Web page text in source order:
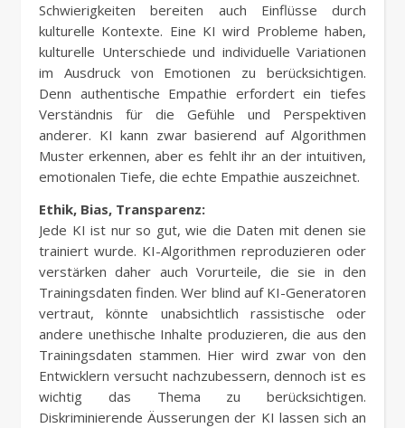
Schwierigkeiten bereiten auch Einflüsse durch
kulturelle Kontexte. Eine KI wird Probleme haben,
kulturelle Unterschiede und individuelle Variationen
im Ausdruck von Emotionen zu berücksichtigen.
Denn authentische Empathie erfordert ein tiefes
Verständnis für die Gefühle und Perspektiven
anderer. KI kann zwar basierend auf Algorithmen
Muster erkennen, aber es fehlt ihr an der intuitiven,
emotionalen Tiefe, die echte Empathie auszeichnet.
Ethik, Bias, Transparenz:
Jede KI ist nur so gut, wie die Daten mit denen sie
trainiert wurde. KI-Algorithmen reproduzieren oder
verstärken daher auch Vorurteile, die sie in den
Trainingsdaten finden. Wer blind auf KI-Generatoren
vertraut, könnte unabsichtlich rassistische oder
andere unethische Inhalte produzieren, die aus den
Trainingsdaten stammen. Hier wird zwar von den
Entwicklern versucht nachzubessern, dennoch ist es
wichtig das Thema zu berücksichtigen.
Diskriminierende Äusserungen der KI lassen sich an